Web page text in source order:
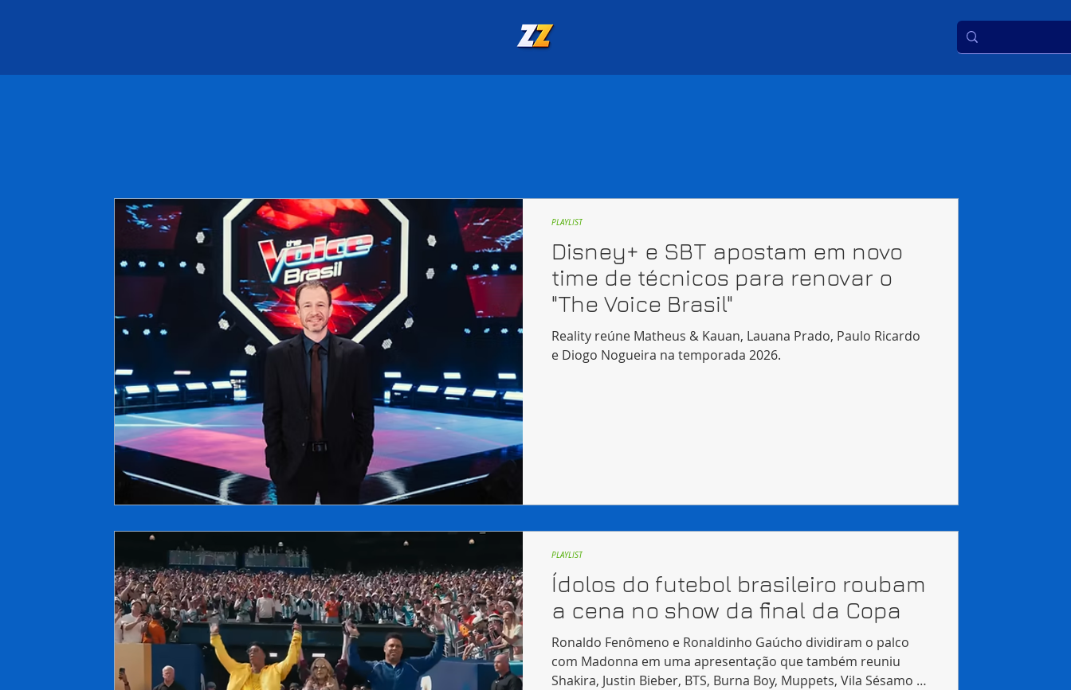
Disney+ e SBT apostam em novo
time de técnicos para renovar o
"The Voice Brasil"
Reality reúne Matheus & Kauan, Lauana Prado, Paulo Ricardo
e Diogo Nogueira na temporada 2026.
PLAYLIST
Ídolos do futebol brasileiro roubam
a cena no show da final da Copa
Ronaldo Fenômeno e Ronaldinho Gaúcho dividiram o palco
com Madonna em uma apresentação que também reuniu
Shakira, Justin Bieber, BTS, Burna Boy, Muppets, Vila Sésamo e
PLAYLIST